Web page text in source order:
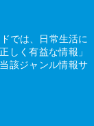
では、日常生活に
しく有益な情報」
該ジャンル情報サ